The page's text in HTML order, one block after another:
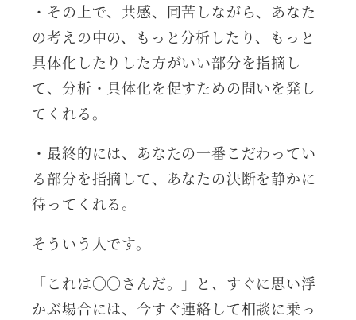
・その上で、共感、同苦しながら、あなた
の考えの中の、もっと分析したり、もっと
具体化したりした方がいい部分を指摘し
て、分析・具体化を促すための問いを発し
てくれる。
・最終的には、あなたの一番こだわってい
る部分を指摘して、あなたの決断を静かに
待ってくれる。
そういう人です。
「これは〇〇さんだ。」と、すぐに思い浮
かぶ場合には、今すぐ連絡して相談に乗っ